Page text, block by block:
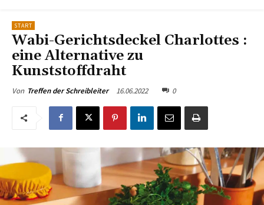
START
Wabi-Gerichtsdeckel Charlottes :
eine Alternative zu
Kunststoffdraht
Von Treffen der Schreibleiter 16.06.2022 0